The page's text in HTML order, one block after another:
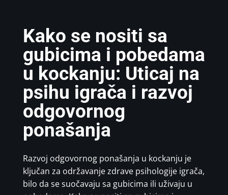
Kako se nositi sa
gubicima i pobedama
u kockanju: Uticaj na
psihu igrača i razvoj
odgovornog
ponašanja
Razvoj odgovornog ponašanja u kockanju je
ključan za održavanje zdrave psihologije igrača,
bilo da se suočavaju sa gubicima ili uživaju u